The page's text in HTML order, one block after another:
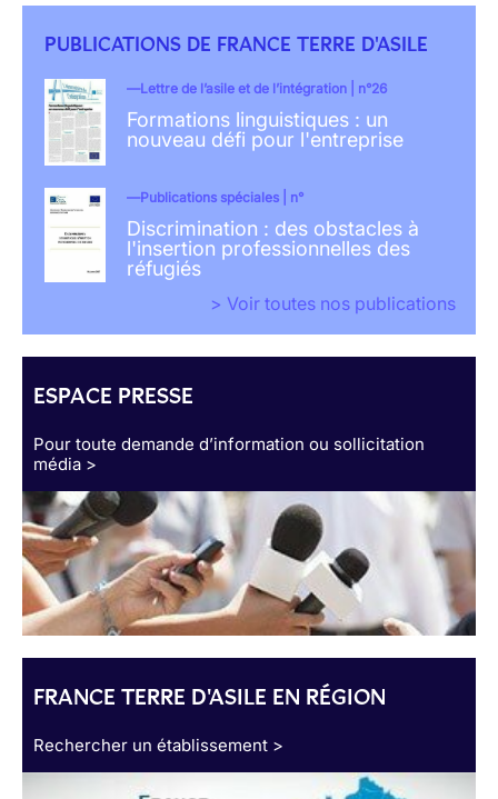
PUBLICATIONS DE FRANCE TERRE D'ASILE
Lettre de l’asile et de l’intégration | n°26
Formations linguistiques : un
nouveau défi pour l'entreprise
Publications spéciales | n°
Discrimination : des obstacles à
l'insertion professionnelles des
réfugiés
> Voir toutes nos publications
ESPACE PRESSE
Pour toute demande d’information ou sollicitation
média >
FRANCE TERRE D'ASILE EN RÉGION
Rechercher un établissement >